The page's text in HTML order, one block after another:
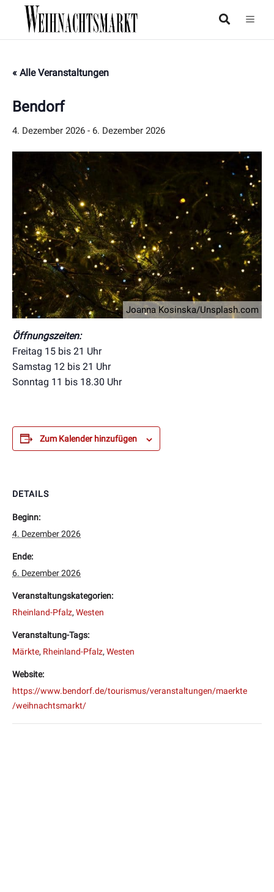
« Alle Veranstaltungen
Bendorf
4. Dezember 2026 - 6. Dezember 2026
Joanna Kosinska/Unsplash.com
Öffnungszeiten:
Freitag 15 bis 21 Uhr
Samstag 12 bis 21 Uhr
Sonntag 11 bis 18.30 Uhr
Zum Kalender hinzufügen
DETAILS
Beginn:
4. Dezember 2026
Ende:
6. Dezember 2026
Veranstaltungskategorien:
Rheinland-Pfalz, Westen
Veranstaltung-Tags:
Märkte, Rheinland-Pfalz, Westen
Website:
https://www.bendorf.de/tourismus/veranstaltungen/maerkte
/weihnachtsmarkt/